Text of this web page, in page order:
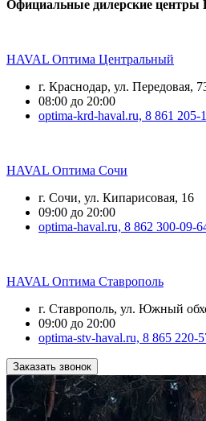
Официальные дилерские центры
HAVAL Оптима Центральный
г. Краснодар, ул. Передовая,
08:00 до 20:00
optima-krd-haval.ru, 8 861 205-
HAVAL Оптима Сочи
г. Сочи, ул. Кипарисовая, 16
09:00 до 20:00
optima-haval.ru, 8 862 300-09-
HAVAL Оптима Ставрополь
г. Ставрополь, ул. Южный
09:00 до 20:00
optima-stv-haval.ru, 8 865 220-
Заказать звонок